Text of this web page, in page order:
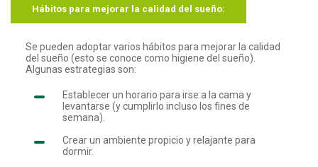
Hábitos para mejorar la calidad del sueño:
Se pueden adoptar varios hábitos para mejorar la calidad
del sueño (esto se conoce como higiene del sueño).
Algunas estrategias son:
Establecer un horario para irse a la cama y
levantarse (y cumplirlo incluso los fines de
semana).
Crear un ambiente propicio y relajante para
dormir.